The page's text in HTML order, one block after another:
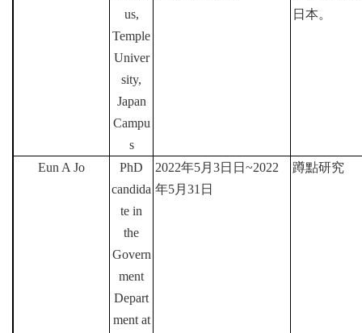
us,
Temple
Univer
sity,
Japan
Campu
s
日本。
Eun A Jo
PhD
candida
te in
the
Govern
ment
Depart
ment at
2022年5月 3日日 ~2022
年5月 31 日
蹲點研究